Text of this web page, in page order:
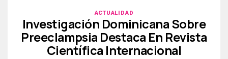
ACTUALIDAD
Investigación Dominicana Sobre
Preeclampsia Destaca En Revista
Científica Internacional